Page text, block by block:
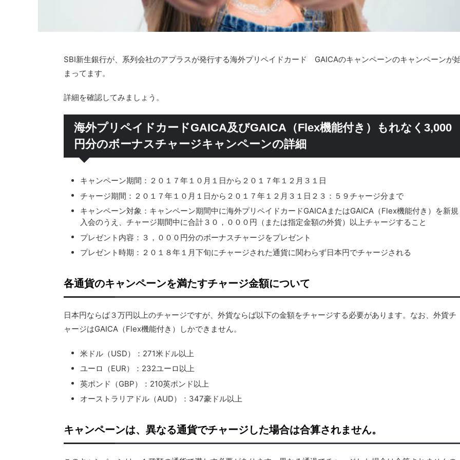
SBI新生銀行が、系列会社のアプラスが発行する海外プリペイドカード GAICAのキャンペーンのキャンペーンが
まってます。
詳細を確認してみましょう。
海外プリペイドカードGAICA及びGAICA（Flex機能付き）もれなく3,000
円分のボーナスチャージキャンペーンの詳細
キャンペーン期間：２０１７年１０月１日から２０１７年１２月３１日
チャージ期間：２０１７年１０月１日から２０１７年１２月３１日２３：５９チャージ分まで
キャンペーン対象：キャンペーン期間中に海外プリペイドカードGAICAまたはGAICA（Flex機能付き）を新規
入会のうえ、チャージ期間中に合計３０，０００円（または指定金額の外貨）以上チャージすること
プレゼント内容：３，０００円分のボーナスチャージをプレゼント
プレゼント時期：２０１８年１月下旬にチャージされた通貨に関わらず日本円でチャージされる
各通貨のキャンペーンを満たすチャージ金額について
日本円ならば３万円以上のチャージですが、外貨ならば以下の金額をチャージする必要があります。なお、外貨チ
ャージはGAICA（Flex機能付き）しかできません。
米ドル（USD）：271米ドル以上
ユーロ（EUR）：232ユーロ以上
英ポンド（GBP）：210英ポンド以上
オーストラリアドル（AUD）：347豪ドル以上
キャンペーンは、異なる通貨でチャージした場合は合算されません。